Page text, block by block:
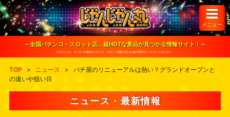
S
k
i
o
メニュー
～全国パチンコ・スロット店、超HOTな景品が見つかる情報サイト！～
※当サイトは、ユーザーが健全なパチンコ・スロット遊戯を楽しむ為の情報サイトとなっております。
TOP > ニュース >
パチ屋のリニューアルは熱い？グランドオープンと
の違いや狙い目
ニュース・最新情報